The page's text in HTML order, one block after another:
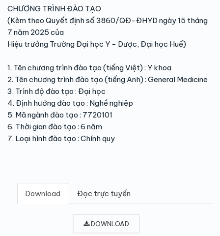
CHƯƠNG TRÌNH ĐÀO TẠO
(Kèm theo Quyết định số 3860/QĐ-ĐHYD ngày 15 tháng
7 năm 2025 của
Hiệu trưởng Trường Đại học Y - Dược, Đại học Huế)
1. Tên chương trình đào tạo (tiếng Việt) : Y khoa
2. Tên chương trình đào tạo (tiếng Anh) : General Medicine
3. Trình độ đào tạo : Đại học
4. Định hướng đào tạo : Nghề nghiệp
5. Mã ngành đào tạo : 7720101
6. Thời gian đào tạo : 6 năm
7. Loại hình đào tạo : Chính quy
Download Đọc trực tuyến
DOWNLOAD